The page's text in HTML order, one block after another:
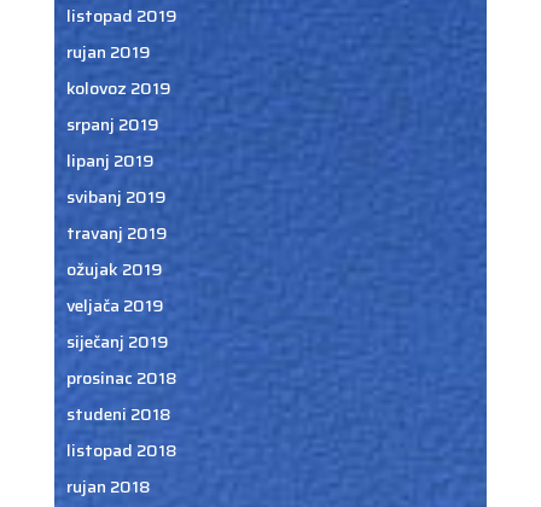
listopad 2019
rujan 2019
kolovoz 2019
srpanj 2019
lipanj 2019
svibanj 2019
travanj 2019
ožujak 2019
veljača 2019
siječanj 2019
prosinac 2018
studeni 2018
listopad 2018
rujan 2018